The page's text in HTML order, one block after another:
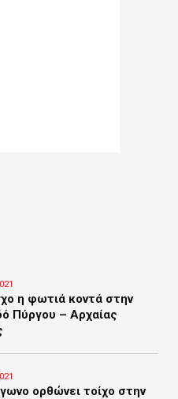
η φωτιά κοντά στην
Πύργου – Αρχαίας
ορθώνει τοίχο στην